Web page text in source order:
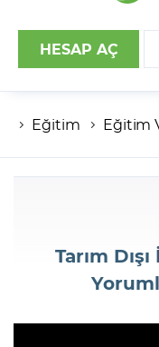
HESAP AÇ
Hesap numaranız
Şifreniz
Şifremi Unuttum
Eğitim Eğitim
Tarım